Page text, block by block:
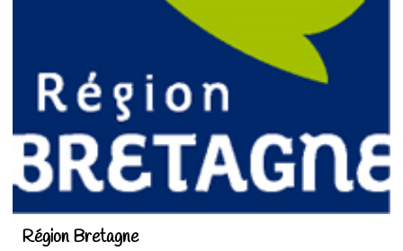
Région Bretagne